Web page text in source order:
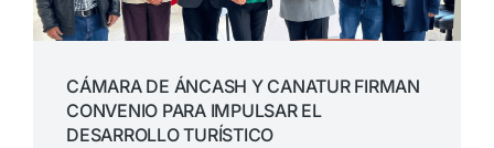
CÁMARA DE ÁNCASH Y CANATUR FIRMAN
CONVENIO PARA IMPULSAR EL
DESARROLLO TURÍSTICO